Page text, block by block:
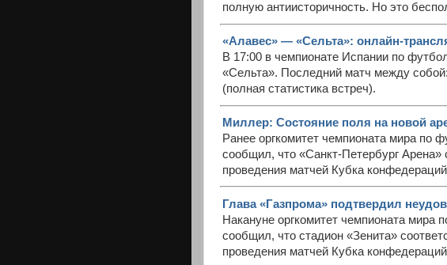
полную антиисторичность. Но это
«Алавес» — «Сельта»: онлайн-
В 17:00 в чемпионате Испании по
«Сельта». Последний матч между
(полная статистика встреч).
Миллер: Состояние поля на новой
Ранее оргкомитет чемпионата мира по
сообщил, что «Санкт-Петербург Арена»
проведения матчей Кубка
Глава «Газпрома» подтвердил
Накануне оргкомитет чемпионата мира
сообщил, что стадион «Зенита»
проведения матчей Кубка